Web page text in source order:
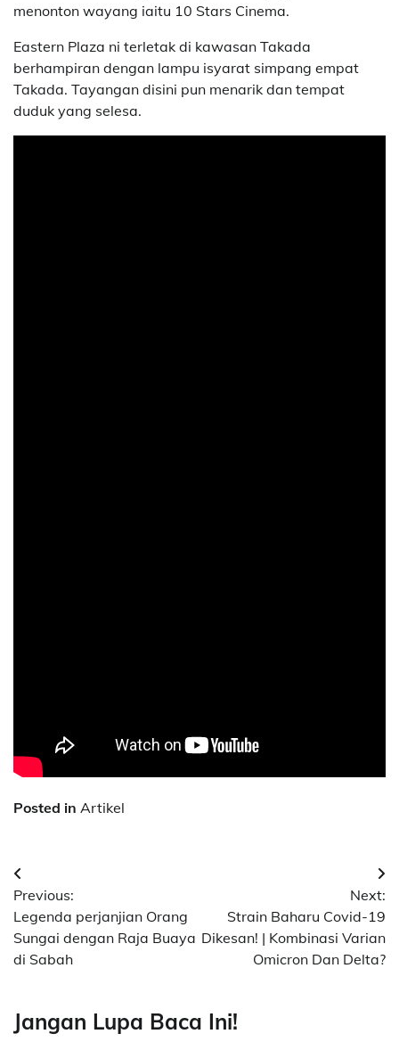
menonton wayang iaitu 10 Stars Cinema.
Eastern Plaza ni terletak di kawasan Takada
berhampiran dengan lampu isyarat simpang empat
Takada. Tayangan disini pun menarik dan tempat
duduk yang selesa.
Posted in Artikel
Post
navigation
Previous:
Legenda perjanjian Orang
Sungai dengan Raja Buaya
di Sabah
Next:
Strain Baharu Covid-19
Dikesan! | Kombinasi Varian
Omicron Dan Delta?
Jangan Lupa Baca Ini!